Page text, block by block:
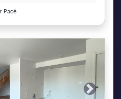
Pacé
Next